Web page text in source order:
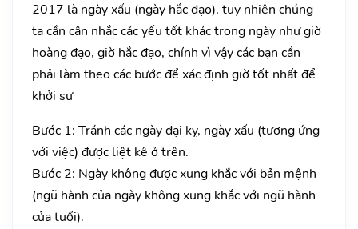
2017 là ngày xấu (ngày hắc đạo), tuy nhiên chúng
ta cần cân nhắc các yếu tốt khác trong ngày như giờ
hoàng đạo, giờ hắc đạo, chính vì vậy các bạn cần
phải làm theo các bước để xác định giờ tốt nhất để
khởi sự
Bước 1: Tránh các ngày đại kỵ, ngày xấu (tương ứng
với việc) được liệt kê ở trên.
Bước 2: Ngày không được xung khắc với bản mệnh
(ngũ hành của ngày không xung khắc với ngũ hành
của tuổi).